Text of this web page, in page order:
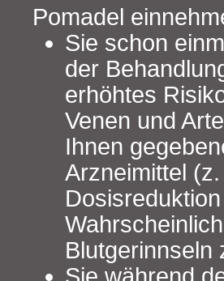
Pomadel
Sie schon
der
erhöhtes
Venen und
Ihnen
Arzneimittel
Blutgerinnseln